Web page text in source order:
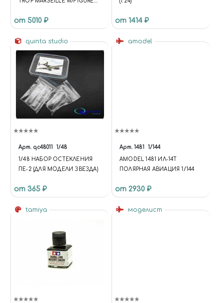
от 5010 ₽ от 1414 ₽
quinta studio
Арт. qc48011 1/48
1/48 НАБОР ОСТЕКЛЕНИЯ
ПЕ-2 (ДЛЯ МОДЕЛИ ЗВЕЗДА)
от 365 ₽
amodel
Арт. 1481 1/144
AMODEL 1481 ИЛ-14Т
ПОЛЯРНАЯ АВИАЦИЯ 1/144
от 2930 ₽
tamiya моделист